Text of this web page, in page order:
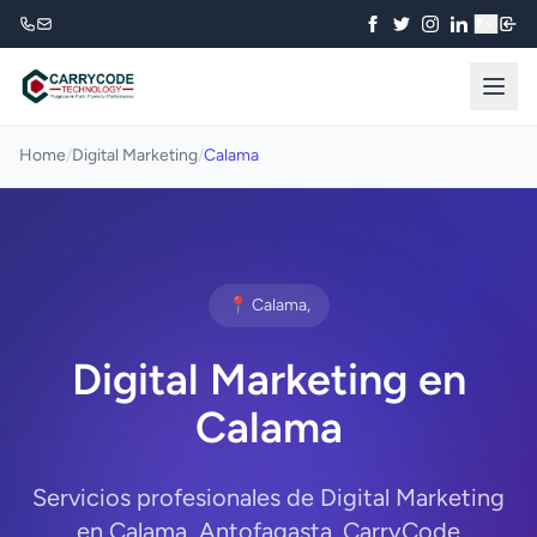
Home/Digital Marketing/Calama
📍 Calama,
Digital Marketing en
Calama
Servicios profesionales de Digital Marketing
en Calama, Antofagasta. CarryCode